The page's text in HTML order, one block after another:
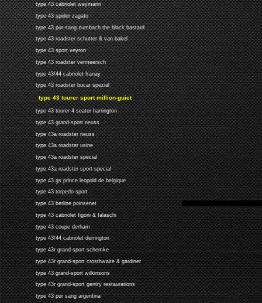
type 43 cabriolet weymann
type 43 spider zagato
type 43 pur-sang zumbach the black bastard
type 43 roadster schutter & van bakel
type 43 sport veyron
type 43 roadster vermeersch
type 43/44 cabriolet franay
type 43 roadster bucar spezial
type 43 tourer sport million-guiet
type 43 tourer 4 seater harrington
type 43 grand-sport neuss
type 43a roadster neuss
type 43a roadster usine
type 43a roadster special
type 43a roadster sport special
type 43 gs prince leopold de belgique
type 43 torpedo sport
type 43 berline poinsenet
type 43 cabriolet figoni & falaschi
type 43 coupe derham
type 43/44 cabriolet derrington
type 43r grand-sport schemke
type 43r grand-sport crosthwaite & gardiner
type 43 grand-sport wilkinsons
type 43r grand-sport gentry restaurations
type 43 pur sang argentina